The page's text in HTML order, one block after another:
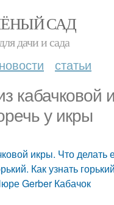
САД
дачи и сада
новости статьи
кабачковой
у икры
икры. Что
Как узнать
Gerber Кабачок